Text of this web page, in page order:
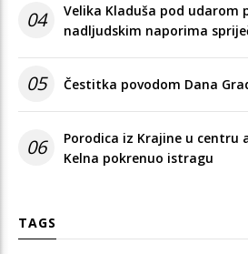
04
Velika Kladuša pod udarom
nadljudskim naporima
05 Čestitka povodom Dana
06
Porodica iz Krajine u centru
Kelna pokrenuo istragu
TAGS